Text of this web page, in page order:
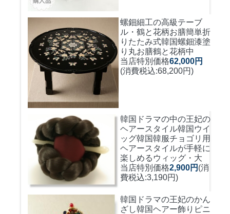
螺鈿細工の高級テーブ
ル・鶴と花柄お膳簡単折
りたたみ式韓国螺鈿漆塗
り丸お膳鶴と花柄中
当店特別価格62,000円
(消費税込:68,200円)
韓国ドラマの中の王妃の
ヘアースタイル韓国ウイ
ッグ韓国韓服チョゴリ用
ヘアースタイルが手軽に
楽しめるウィッグ・大
当店特別価格2,900円 (消
費税込:3,190円)
韓国ドラマの王妃のかん
ざし韓国ヘアー飾りピニ